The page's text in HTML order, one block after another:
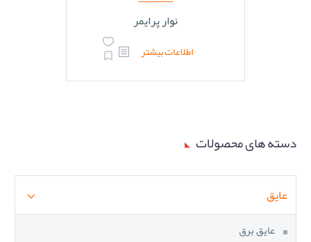
نوار پرایمر
اطلاعات بیشتر
دسته های محصولات
عایق
عایق برق